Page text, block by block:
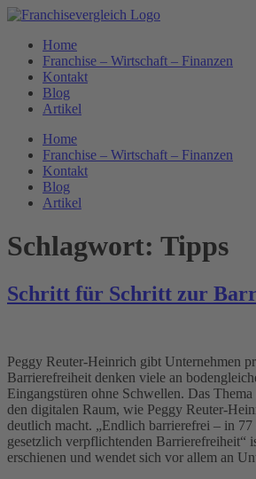
Zum
springenHome
Franchise – Wirtschaft – Finanzen
Kontakt
Blog
Artikel
Home
Franchise – Wirtschaft – Finanzen
Kontakt
Blog
Artikel
Schlagwort: Tipps
Schritt für Schritt zur
Peggy Reuter-Heinrich gibt Unternehmen
Barrierefreiheit denken viele an
Eingangstüren ohne Schwellen. Das Thema
den digitalen Raum, wie Peggy Reuter-
deutlich macht. „Endlich barrierefrei – in
gesetzlich verpflichtenden Barrierefreiheit“
erschienen und wendet sich vor allem an